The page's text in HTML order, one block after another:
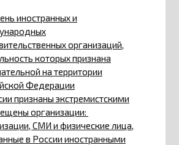
иностранных и
организаций,
которых признана
на территории
Федерации
признаны экстремистскими
организации:
СМИ и физические лица,
в России иностранными